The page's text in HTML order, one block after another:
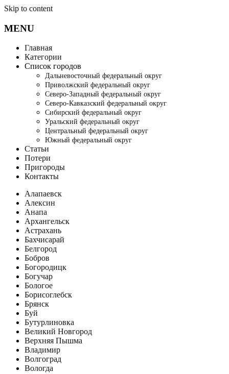
Skip to content
MENU
Главная
Категории
Список городов
Дальневосточный федеральный округ
Приволжский федеральный округ
Северо-Западный федеральный округ
Северо-Кавказский федеральный округ
Сибирский федеральный округ
Уральский федеральный округ
Центральный федеральный округ
Южный федеральный округ
Статьи
Потери
Пригороды
Контакты
Алапаевск
Алексин
Анапа
Архангельск
Астрахань
Бахчисарай
Белгород
Бобров
Богородицк
Богучар
Бологое
Борисоглебск
Брянск
Буй
Бутурлиновка
Великий Новгород
Верхняя Пышма
Владимир
Волгоград
Вологда